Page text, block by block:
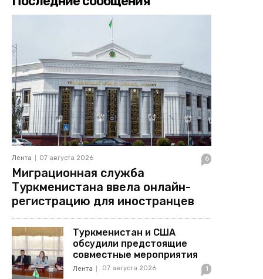
Лента 07 августа 2026 6
Миграционная служба
Туркменистана ввела онлайн-
регистрацию для иностранцев
Туркменистан и США
обсудили предстоящие
совместные мероприятия
Лента 07 августа 2026 1